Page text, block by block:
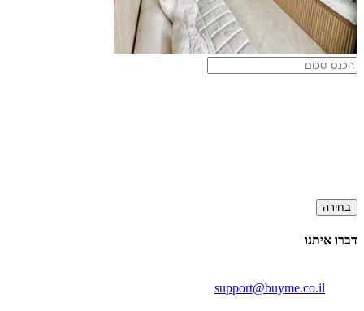
בחירה
דברו איתנו
support@buyme.co.il